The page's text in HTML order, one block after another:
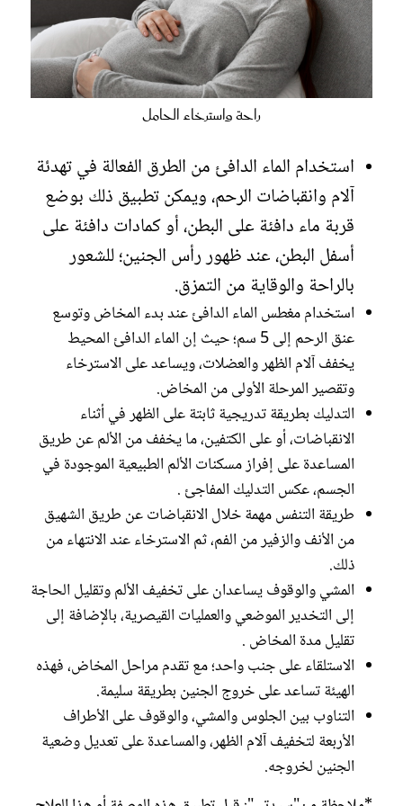
راحة واسترخاء الحامل
استخدام الماء الدافئ من الطرق الفعالة في تهدئة
آلام وانقباضات الرحم، ويمكن تطبيق ذلك بوضع
قربة ماء دافئة على البطن، أو كمادات دافئة على
أسفل البطن، عند ظهور رأس الجنين؛ للشعور
بالراحة والوقاية من التمزق.
استخدام مغطس الماء الدافئ عند بدء المخاض وتوسع
عنق الرحم إلى 5 سم؛ حيث إن الماء الدافئ المحيط
يخفف آلام الظهر والعضلات، ويساعد على الاسترخاء
وتقصير المرحلة الأولى من المخاض.
التدليك بطريقة تدريجية ثابتة على الظهر في أثناء
الانقباضات، أو على الكتفين، ما يخفف من الألم عن طريق
المساعدة على إفراز مسكنات الألم الطبيعية الموجودة في
الجسم، عكس التدليك المفاجئ .
طريقة التنفس مهمة خلال الانقباضات عن طريق الشهيق
من الأنف والزفير من الفم، ثم الاسترخاء عند الانتهاء من
ذلك.
المشي والوقوف يساعدان على تخفيف الألم وتقليل الحاجة
إلى التخدير الموضعي والعمليات القيصرية، بالإضافة إلى
تقليل مدة المخاض .
الاستلقاء على جنب واحد؛ مع تقدم مراحل المخاض، فهذه
الهيئة تساعد على خروج الجنين بطريقة سليمة.
التناوب بين الجلوس والمشي، والوقوف على الأطراف
الأربعة لتخفيف آلام الظهر، والمساعدة على تعديل وضعية
الجنين لخروجه.